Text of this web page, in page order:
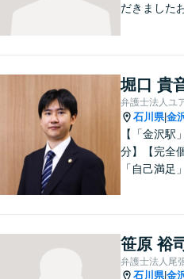
だきました
婚問題／相
など、幅広
間／休日対
気軽にご相
堀口 貴
弁護士法人ユ
石川県|金
【「金沢駅
分】【完全
「自己満足
が本当に求
こだわり続
ります。 お
笹原 裕
弁護士法人尾
石川県|金